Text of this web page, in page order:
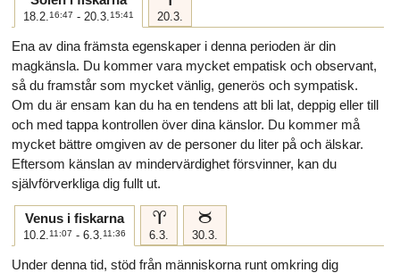
18.2.16:47 - 20.3.15:41 20.3.
Ena av dina främsta egenskaper i denna perioden är din
magkänsla. Du kommer vara mycket empatisk och observant,
så du framstår som mycket vänlig, generös och sympatisk.
Om du är ensam kan du ha en tendens att bli lat, deppig eller till
och med tappa kontrollen över dina känslor. Du kommer må
mycket bättre omgiven av de personer du liter på och älskar.
Eftersom känslan av mindervärdighet försvinner, kan du
självförverkliga dig fullt ut.
Venus i fiskarna
10.2.11:07 - 6.3.11:36
a
6.3.
b
30.3.
Under denna tid, stöd från människorna runt omkring dig